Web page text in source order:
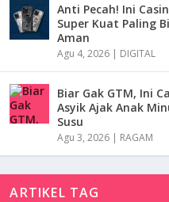
Anti Pecah! Ini
Super Kuat Paling
Aman
Agu 4, 2026 | DIGITAL
Biar Gak GTM, Ini
Asyik Ajak Anak
Susu
Agu 3, 2026 | RAGAM
ARTIKEL TAG